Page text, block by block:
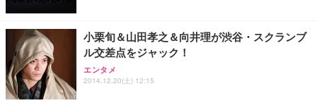
小栗旬＆山田孝之＆向井理が渋谷・スクランブ
ル交差点をジャック！
エンタメ
2014.12.20(土) 12:15